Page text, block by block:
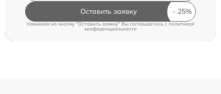
Оставить заявку
Нажимая на кнопку "Оставить заявку" Вы соглашаетесь cполитикой
конфиденциальности